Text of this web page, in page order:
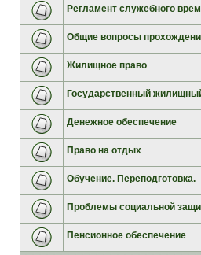
Регламент служебного
Общие вопросы
Жилищное право
Государственный
Денежное обеспечение
Право на отдых
Обучение. Переподготовка.
Проблемы социальной
Пенсионное обеспечение